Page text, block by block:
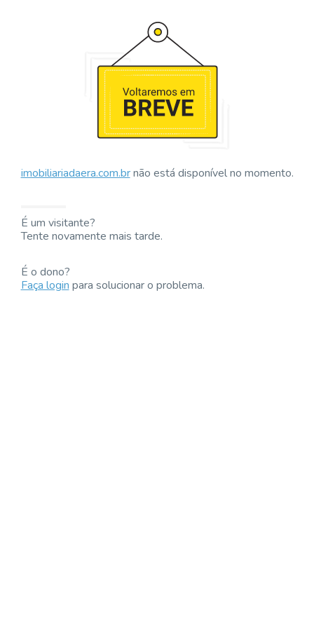
imobiliariadaera.com.brnão está disponível no momento.
É um visitante?
Tente novamente mais tarde.
É o dono?
Faça loginpara solucionar o problema.